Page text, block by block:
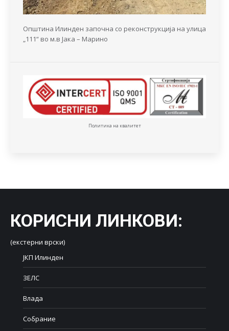
Општина Илинден започна со реконструкција на улица
„111“ во м.в Јака – Марино
Политика на квалитет
КОРИСНИ ЛИНКОВИ:
(екстерни врски)
ЈКП Илинден
ЗЕЛС
Влада
Собрание